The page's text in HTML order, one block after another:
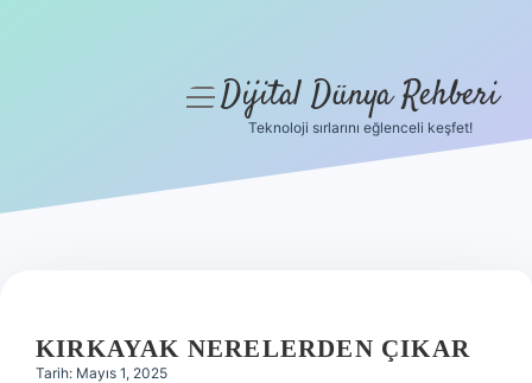
Hakkımızda
menüyüDijital Dünya Rehberi
Teknoloji sırlarını eğlenceli keşfet!
KIRKAYAK NERELERDEN ÇIKAR
Tarih: Mayıs 1, 2025